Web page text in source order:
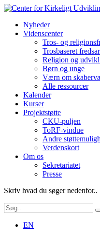
Nyheder
Videnscenter
Tros- og
Trosbaseret
Religion og
Børn og unge
Værn om
Alle ressourcer
Kalender
Kurser
Projektstøtte
CKU-puljen
ToRF-vindue
Andre
Verdenskort
Om os
Sekretariatet
Presse
Skriv hvad du søger nedenfor..
EN